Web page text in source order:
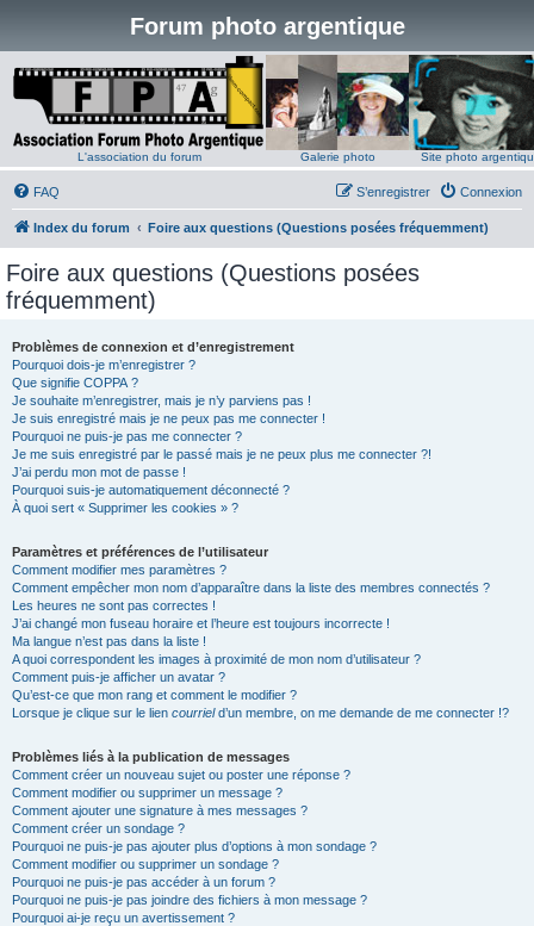
Forum photo argentique
L'association du forum Galerie photo Site photo
FAQ Connexion
S’enregistrer
Index du forum Foire aux questions (Questions posées fréquemment)
Foire aux questions (Questions posées
fréquemment)
Problèmes de connexion et d’enregistrement
Pourquoi dois-je m’enregistrer ?
Que signifie COPPA ?
Je souhaite m’enregistrer, mais je n’y parviens pas !
Je suis enregistré mais je ne peux pas me connecter !
Pourquoi ne puis-je pas me connecter ?
Je me suis enregistré par le passé mais je ne peux plus me connecter ?!
J’ai perdu mon mot de passe !
Pourquoi suis-je automatiquement déconnecté ?
À quoi sert « Supprimer les cookies » ?
Paramètres et préférences de l’utilisateur
Comment modifier mes paramètres ?
Comment empêcher mon nom d’apparaître dans la liste des membres connectés ?
Les heures ne sont pas correctes !
J’ai changé mon fuseau horaire et l’heure est toujours incorrecte !
Ma langue n’est pas dans la liste !
A quoi correspondent les images à proximité de mon nom d’utilisateur ?
Comment puis-je afficher un avatar ?
Qu’est-ce que mon rang et comment le modifier ?
Lorsque je clique sur le lien courrield’un membre, on me demande de me connecter !?
Problèmes liés à la publication de messages
Comment créer un nouveau sujet ou poster une réponse ?
Comment modifier ou supprimer un message ?
Comment ajouter une signature à mes messages ?
Comment créer un sondage ?
Pourquoi ne puis-je pas ajouter plus d’options à mon sondage ?
Comment modifier ou supprimer un sondage ?
Pourquoi ne puis-je pas accéder à un forum ?
Pourquoi ne puis-je pas joindre des fichiers à mon message ?
Pourquoi ai-je reçu un avertissement ?